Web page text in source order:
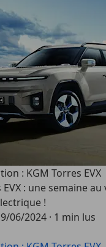
: KGM Torres EVX
EVX : une semaine
!
06/2024 · 1 min lus